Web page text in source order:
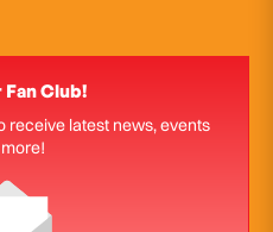
Club!
receive latest news, events